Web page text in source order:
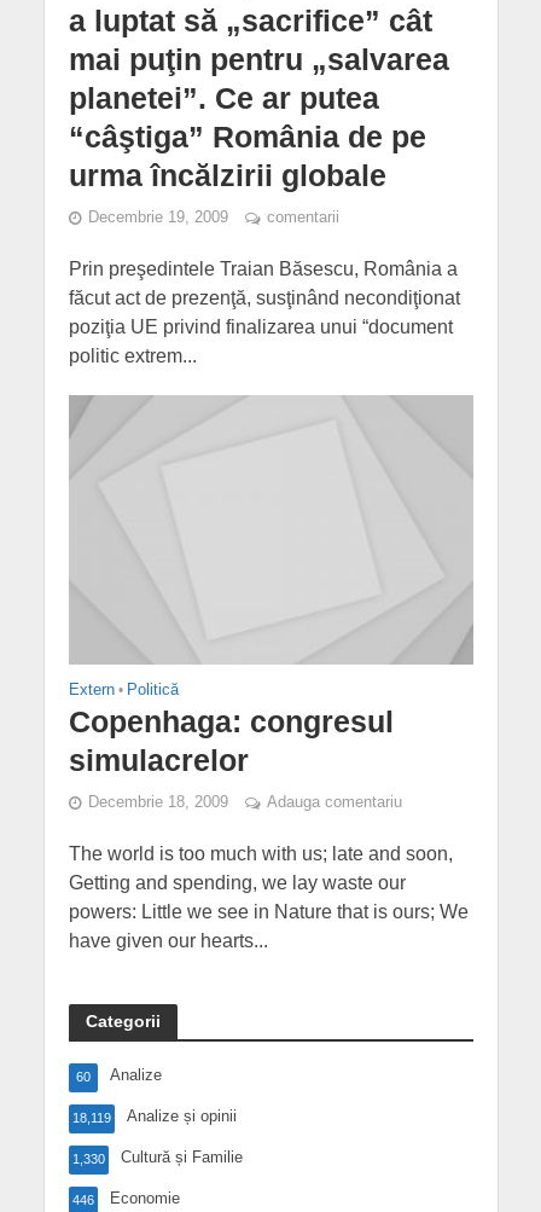
a luptat să „sacrifice” cât
mai puţin pentru „salvarea
planetei”. Ce ar putea
“câştiga” România de pe
urma încălzirii globale
Decembrie 19, 2009 comentarii
Prin preşedintele Traian Băsescu, România a
făcut act de prezenţă, susţinând necondiţionat
poziţia UE privind finalizarea unui “document
politic extrem...
Extern • Politică
Copenhaga: congresul
simulacrelor
Decembrie 18, 2009 Adauga comentariu
The world is too much with us; late and soon,
Getting and spending, we lay waste our
powers: Little we see in Nature that is ours; We
have given our hearts...
Categorii
Analize
60
Analize și opinii
18,119
Cultură și Familie
1,330
Economie
446